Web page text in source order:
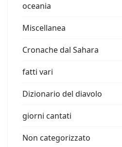
oceania
Miscellanea
Cronache dal Sahara
fatti vari
Dizionario del diavolo
giorni cantati
Non categorizzato